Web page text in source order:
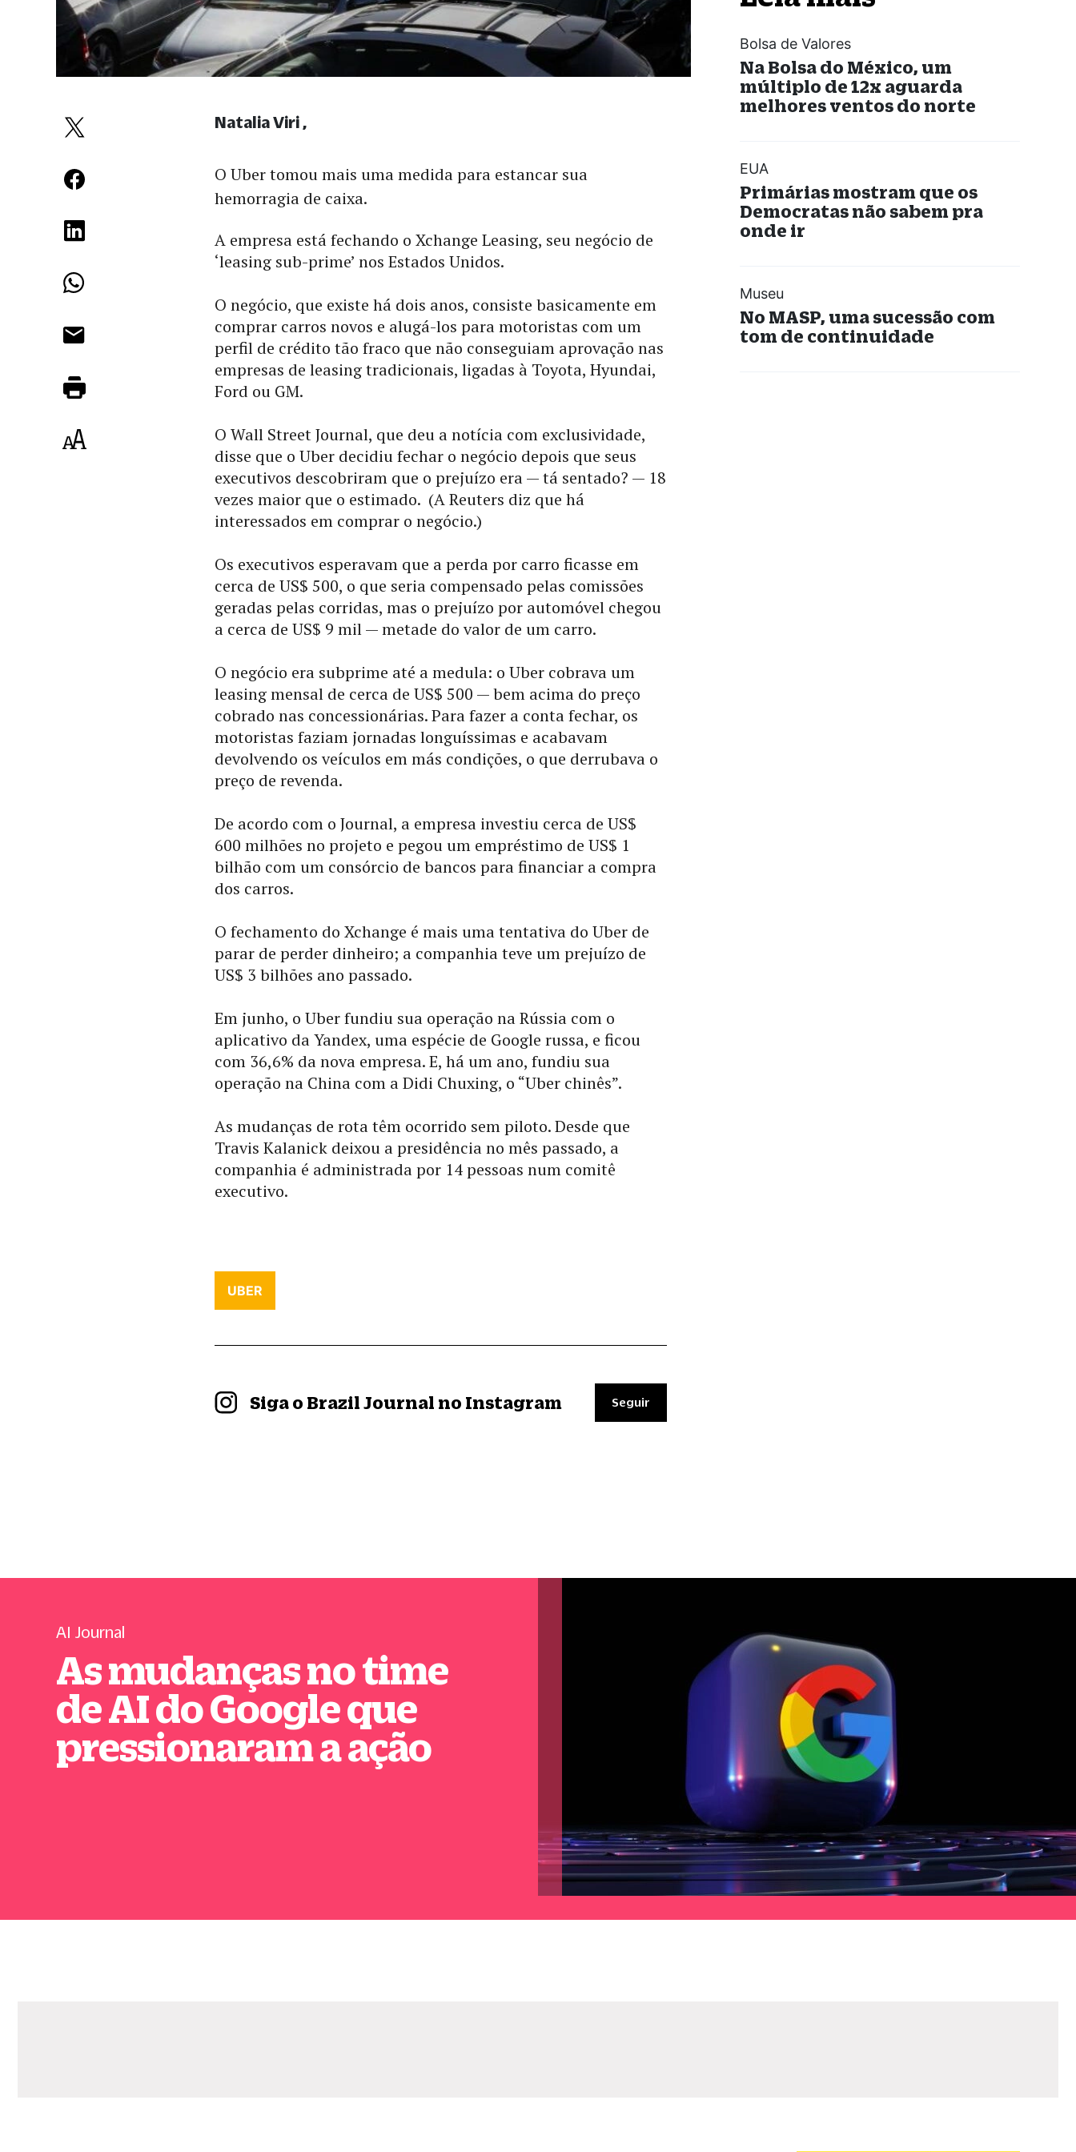
O Uber tomou mais uma medida para estancar sua
hemorragia de caixa.
A empresa está fechando o Xchange Leasing, seu negócio de
‘leasing sub-prime’ nos Estados Unidos.
O negócio, que existe há dois anos, consiste basicamente em
comprar carros novos e alugá-los para motoristas com um
perfil de crédito tão fraco que não conseguiam aprovação nas
empresas de leasing tradicionais, ligadas à Toyota, Hyundai,
Ford ou GM.
O Wall Street Journal, que deu a notícia com exclusividade,
disse que o Uber decidiu fechar o negócio depois que seus
executivos descobriram que o prejuízo era — tá sentado? — 18
vezes maior que o estimado. (A Reuters diz que há
interessados em comprar o negócio.)
Os executivos esperavam que a perda por carro ficasse em
cerca de US$ 500, o que seria compensado pelas comissões
geradas pelas corridas, mas o prejuízo por automóvel chegou
a cerca de US$ 9 mil — metade do valor de um carro.
O negócio era subprime até a medula: o Uber cobrava um
leasing mensal de cerca de US$ 500 — bem acima do preço
cobrado nas concessionárias. Para fazer a conta fechar, os
motoristas faziam jornadas longuíssimas e acabavam
devolvendo os veículos em más condições, o que derrubava o
preço de revenda.
De acordo com o Journal, a empresa investiu cerca de US$
600 milhões no projeto e pegou um empréstimo de US$ 1
bilhão com um consórcio de bancos para financiar a compra
dos carros.
O fechamento do Xchange é mais uma tentativa do Uber de
parar de perder dinheiro; a companhia teve um prejuízo de
US$ 3 bilhões ano passado.
Em junho, o Uber fundiu sua operação na Rússia com o
aplicativo da Yandex, uma espécie de Google russa, e ficou
com 36,6% da nova empresa. E, há um ano, fundiu sua
operação na China com a Didi Chuxing, o “Uber chinês”.
As mudanças de rota têm ocorrido sem piloto. Desde que
Travis Kalanick deixou a presidência no mês passado, a
companhia é administrada por 14 pessoas num comitê
executivo.
Natalia Viri
UBER
Siga o Brazil Journal no Instagram Seguir
Bolsa de Valores
Na Bolsa do México, um
múltiplo de 12x aguarda
melhores ventos do norte
EUA
Primárias mostram que os
Democratas não sabem pra
onde ir
Museu
No MASP, uma sucessão com
tom de continuidade
AI Journal
As mudanças no time
de AI do Google que
pressionaram a ação